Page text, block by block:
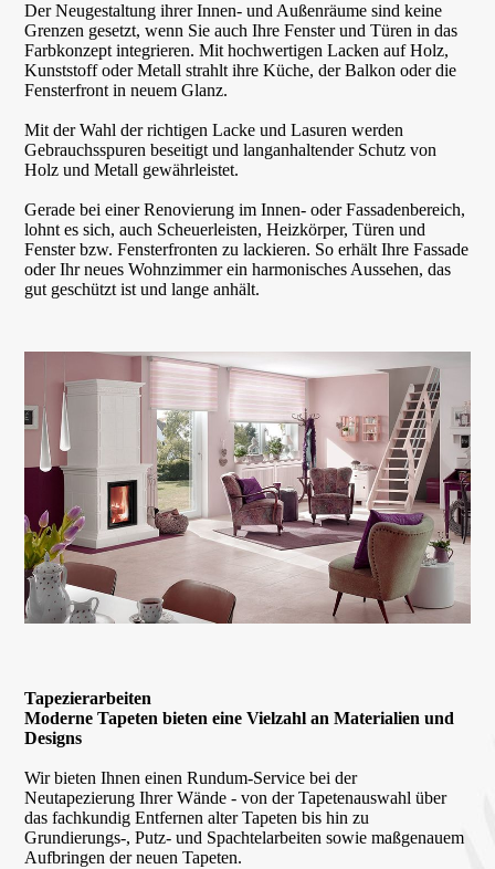
Der Neugestaltung ihrer Innen- und Außenräume sind keine
Grenzen gesetzt, wenn Sie auch Ihre Fenster und Türen in das
Farbkonzept integrieren. Mit hochwertigen Lacken auf Holz,
Kunststoff oder Metall strahlt ihre Küche, der Balkon oder die
Fensterfront in neuem Glanz.
Mit der Wahl der richtigen Lacke und Lasuren werden
Gebrauchsspuren beseitigt und langanhaltender Schutz von
Holz und Metall gewährleistet.
Gerade bei einer Renovierung im Innen- oder Fassadenbereich,
lohnt es sich, auch Scheuerleisten, Heizkörper, Türen und
Fenster bzw. Fensterfronten zu lackieren. So erhält Ihre Fassade
oder Ihr neues Wohnzimmer ein harmonisches Aussehen, das
gut geschützt ist und lange anhält.
Tapezierarbeiten
Moderne Tapeten bieten eine Vielzahl an Materialien und
Designs
Wir bieten Ihnen einen Rundum-Service bei der
Neutapezierung Ihrer Wände - von der Tapeten­auswahl über
das fachkundig Entfernen alter Tapeten bis hin zu
Grundierungs-, Putz- und Spachtelarbeiten sowie maßgenauem
Aufbringen der neuen Tapeten.